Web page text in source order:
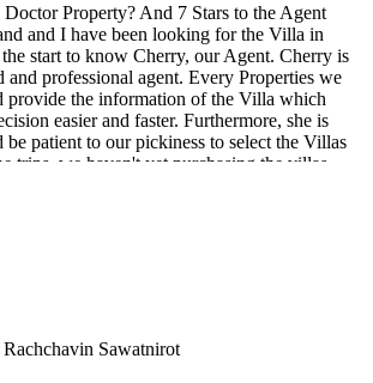
Property? And 7 Stars to the Agent
and I have been looking for the Villa in
start to know Cherry, our Agent. Cherry is
professional agent. Every Properties we
provide the information of the Villa which
easier and faster. Furthermore, she is
be patient to our pickiness to select the Villas
trips, we haven't yet purchasing the villas
Property. However, I get to know a new
have a new plan for new property. Cherry
will be one of our very first choice to contact.
Rachchavin Sawatnirot